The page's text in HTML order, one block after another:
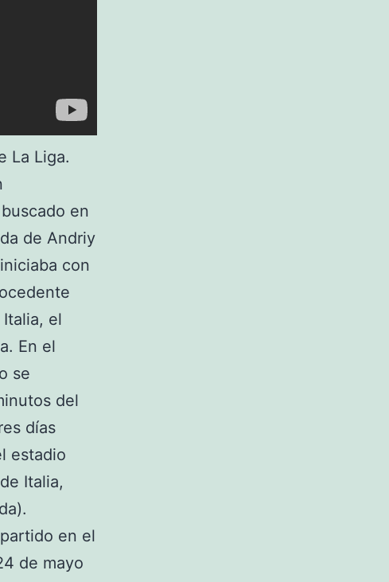
La Liga.
en
de Andriy
con
el
En el
se
del
días
estadio
Italia,
en el
de mayo